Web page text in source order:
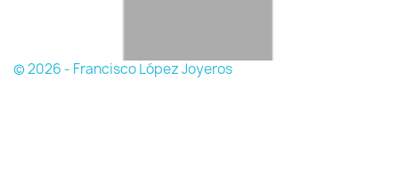
© 2026 - Francisco López Joyeros